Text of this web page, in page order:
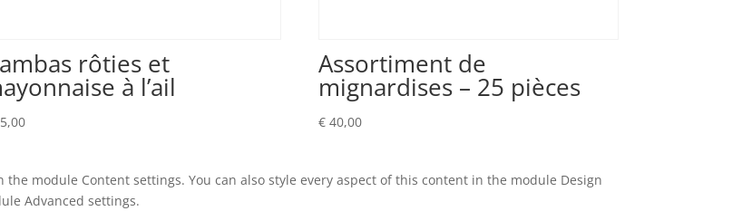
rôties et
à l’ail
Assortiment de
mignardises – 25 pièces
€ 40,00
module Content settings. You can also style every aspect of this content in the module Design
Advanced settings.